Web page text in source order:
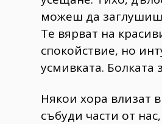
можеш да
Те вярват на
спокойствие, но
усмивката.
Някои хора влизат
събуди части от